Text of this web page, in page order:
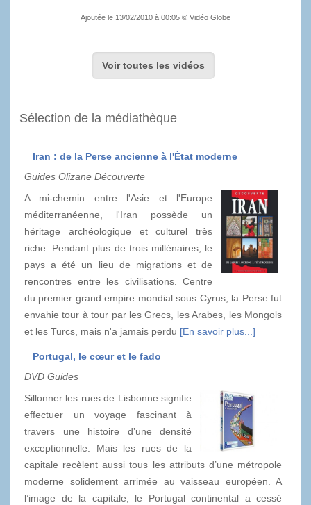
Ajoutée le 13/02/2010 à 00:05 © Vidéo Globe
Voir toutes les vidéos
Sélection de la médiathèque
Iran : de la Perse ancienne à l'État moderne
Guides Olizane Découverte
A mi-chemin entre l'Asie et l'Europe
méditerranéenne, l'Iran possède un
héritage archéologique et culturel très
riche. Pendant plus de trois millénaires, le
pays a été un lieu de migrations et de
rencontres entre les civilisations. Centre
du premier grand empire mondial sous Cyrus, la Perse fut
envahie tour à tour par les Grecs, les Arabes, les Mongols
et les Turcs, mais n'a jamais perdu [En savoir plus...]
Portugal, le cœur et le fado
DVD Guides
Sillonner les rues de Lisbonne signifie
effectuer un voyage fascinant à
travers une histoire d’une densité
exceptionnelle. Mais les rues de la
capitale recèlent aussi tous les attributs d’une métropole
moderne solidement arrimée au vaisseau européen. A
l’image de la capitale, le Portugal continental a cessé